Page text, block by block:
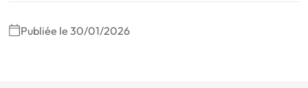
Publiée le 30/01/2026